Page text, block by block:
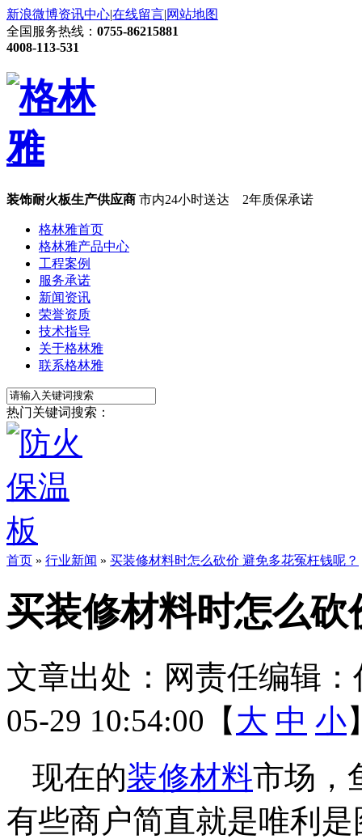
新浪微博资讯中心|在线留言|网站地图
全国服务热线： 0755-86215881
4008-113-531
装饰耐火板生产供应商 市内24小时送达 2年质保承诺
格林雅首页
格林雅产品中心
工程案例
服务承诺
新闻资讯
荣誉资质
技术指导
关于格林雅
联系格林雅
热门关键词搜索：
首页 » 行业新闻 » 买装修材料时怎么砍价 避免多花冤枉钱呢？
买装修材料时怎么
文章出处： 网责任编辑：
05-29 10:54:00【 大 中 小
现在的装修材料市场，
有些商户简直就是唯利